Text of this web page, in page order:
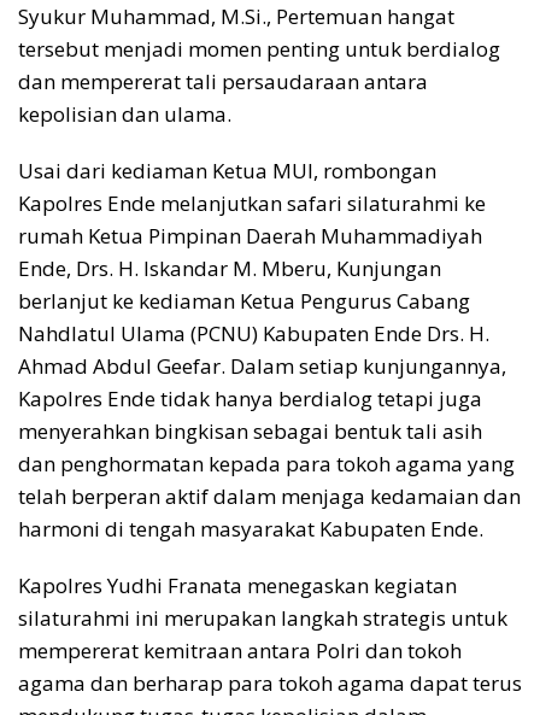
Syukur Muhammad, M.Si., Pertemuan hangat
tersebut menjadi momen penting untuk berdialog
dan mempererat tali persaudaraan antara
kepolisian dan ulama.
​Usai dari kediaman Ketua MUI, rombongan
Kapolres Ende melanjutkan safari silaturahmi ke
rumah Ketua Pimpinan Daerah Muhammadiyah
Ende, Drs. H. Iskandar M. Mberu, Kunjungan
berlanjut ke kediaman Ketua Pengurus Cabang
Nahdlatul Ulama (PCNU) Kabupaten Ende Drs. H.
Ahmad Abdul Geefar. ​Dalam setiap kunjungannya,
Kapolres Ende tidak hanya berdialog tetapi juga
menyerahkan bingkisan sebagai bentuk tali asih
dan penghormatan kepada para tokoh agama yang
telah berperan aktif dalam menjaga kedamaian dan
harmoni di tengah masyarakat Kabupaten Ende.
​Kapolres Yudhi Franata menegaskan kegiatan
silaturahmi ini merupakan langkah strategis untuk
mempererat kemitraan antara Polri dan tokoh
agama dan berharap para tokoh agama dapat terus